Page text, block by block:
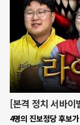
[본격 정치 서바이
4명의 진보정당 후보